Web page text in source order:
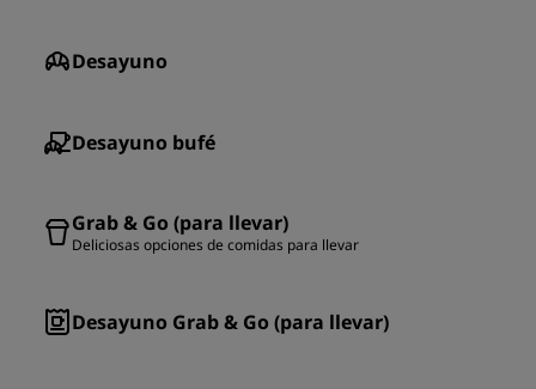
Desayuno
Desayuno bufé
Grab & Go (para llevar)
Deliciosas opciones de comidas para llevar
Desayuno Grab & Go (para llevar)